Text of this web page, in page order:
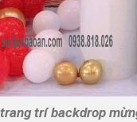
trang trí backdrop